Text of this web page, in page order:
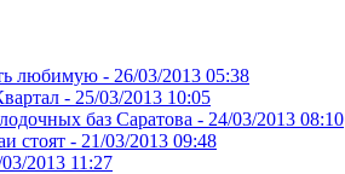
любимую - 26/03/2013 05:38
- 25/03/2013 10:05
баз Саратова - 24/03/2013 08:10
стоят - 21/03/2013 09:48
2013 11:27